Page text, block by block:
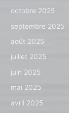
octobre 2025
septembre 2025
août 2025
juillet 2025
juin 2025
mai 2025
avril 2025